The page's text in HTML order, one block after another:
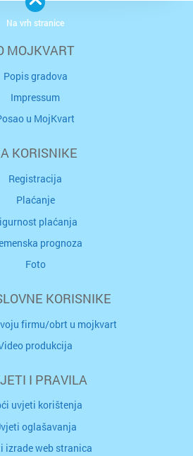
MOJKVART
Popis gradova
Impressum
u MojKvart
KORISNIKE
Registracija
Plaćanje
plaćanja
prognoza
Foto
KORISNIKE
firmu/obrt u mojkvart
produkcija
I PRAVILA
uvjeti korištenja
oglašavanja
izrade web stranica
Na vrh stranice